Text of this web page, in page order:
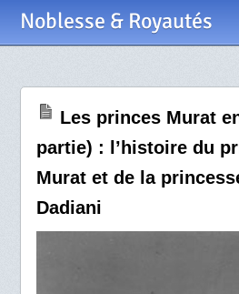
Noblesse & Royautés
Les princes Murat
partie) : l’histoire du
Murat et de la
Dadiani